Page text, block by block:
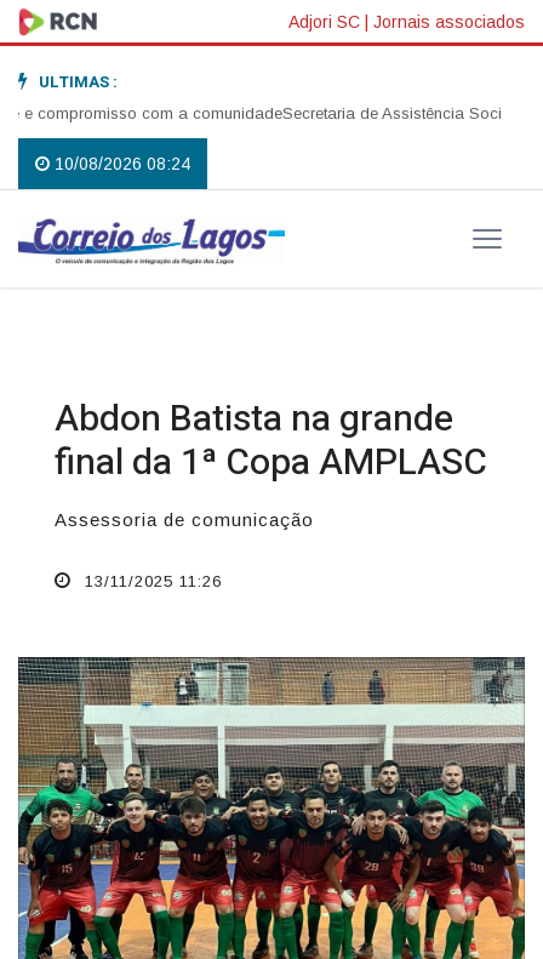
Adjori SC | Jornais associados
ULTIMAS :
com a comunidadeSecretaria de Assistência Social
10/08/2026 08:24
Abdon Batista na grande
final da 1ª Copa AMPLASC
Assessoria de comunicação
13/11/2025 11:26